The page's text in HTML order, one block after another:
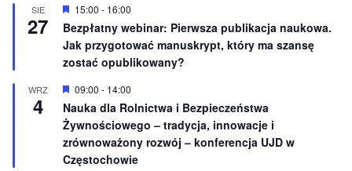
n
o
n
e
SIE
27
W
r
ó
ż
n
i
o
n
e
15:00 - 16:00
Bezpłatny webinar: Pierwsza publikacja naukowa.
Jak przygotować manuskrypt, który ma szansę
zostać opublikowany?
WRZ
4
W
r
ó
ż
n
i
09:00 - 14:00
Nauka dla Rolnictwa i Bezpieczeństwa
Żywnościowego – tradycja, innowacje i
zrównoważony rozwój – konferencja UJD w
Częstochowie